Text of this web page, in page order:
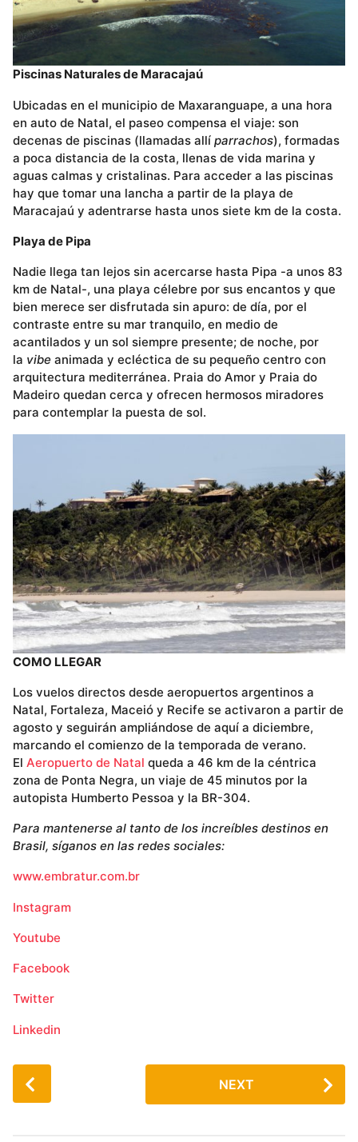
Piscinas Naturales de Maracajaú
Ubicadas en el municipio de Maxaranguape, a una hora
en auto de Natal, el paseo compensa el viaje: son
decenas de piscinas (llamadas allí parrachos), formadas
a poca distancia de la costa, llenas de vida marina y
aguas calmas y cristalinas. Para acceder a las piscinas
hay que tomar una lancha a partir de la playa de
Maracajaú y adentrarse hasta unos siete km de la costa.
Playa de Pipa
Nadie llega tan lejos sin acercarse hasta Pipa -a unos 83
km de Natal-, una playa célebre por sus encantos y que
bien merece ser disfrutada sin apuro: de día, por el
contraste entre su mar tranquilo, en medio de
acantilados y un sol siempre presente; de noche, por
la vibe animada y ecléctica de su pequeño centro con
arquitectura mediterránea. Praia do Amor y Praia do
Madeiro quedan cerca y ofrecen hermosos miradores
para contemplar la puesta de sol.
COMO LLEGAR
Los vuelos directos desde aeropuertos argentinos a
Natal, Fortaleza, Maceió y Recife se activaron a partir de
agosto y seguirán ampliándose de aquí a diciembre,
marcando el comienzo de la temporada de verano.
El Aeropuerto de Natal queda a 46 km de la céntrica
zona de Ponta Negra, un viaje de 45 minutos por la
autopista Humberto Pessoa y la BR-304.
Para mantenerse al tanto de los increíbles destinos en
Brasil, síganos en las redes sociales:
www.embratur.com.br
Instagram
Youtube
Facebook
Twitter
Linkedin
P
o
NEXT